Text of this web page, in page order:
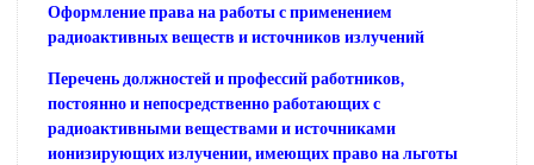
Оформление права на работы с применением
радиоактивных веществ и источников излучений
Перечень должностей и профессий работников,
постоянно и непосредственно работающих с
радиоактивными веществами и источниками
ионизирующих излучении, имеющих право на льготы